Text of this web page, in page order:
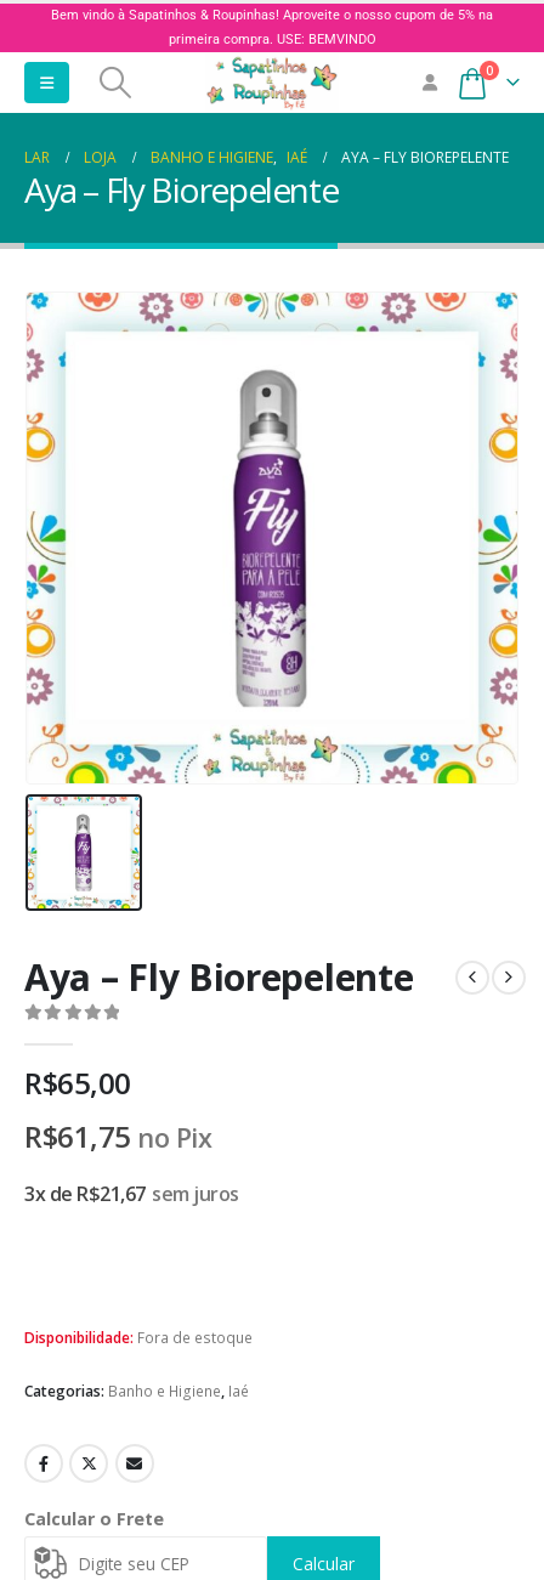
Bem vindo à Sapatinhos & Roupinhas! Aproveite o nosso cupom de 5% na
primeira compra. USE: BEMVINDO
0
LAR LOJA BANHO E HIGIENE, IAÉ AYA – FLY BIOREPELENTE
Aya – Fly Biorepelente
Aya – Fly Biorepelente
R$65,00
R$61,75 no Pix
3x de R$21,67 sem juros
Disponibilidade: Fora de estoque
Categorias: Banho e Higiene, Iaé
Calcular o Frete
Calcular